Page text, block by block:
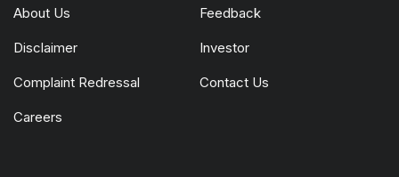
About Us Feedback
Disclaimer Investor
Complaint Redressal Contact Us
Careers